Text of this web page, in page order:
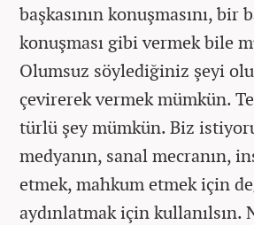
başkasının konuşmasını, bir
konuşması gibi vermek bile
Olumsuz söylediğiniz şeyi
çevirerek vermek mümkün.
türlü şey mümkün. Biz
medyanın, sanal mecranın,
etmek, mahkum etmek için
aydınlatmak için kullanılsın.